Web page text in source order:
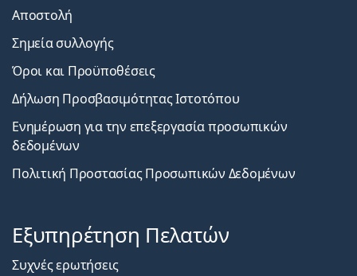
Αποστολή
Σημεία συλλογής
Όροι και Προϋποθέσεις
Δήλωση Προσβασιμότητας Ιστοτόπου
Ενημέρωση για την επεξεργασία προσωπικών
δεδομένων
Πολιτική Προστασίας Προσωπικών Δεδομένων
Εξυπηρέτηση Πελατών
Συχνές ερωτήσεις